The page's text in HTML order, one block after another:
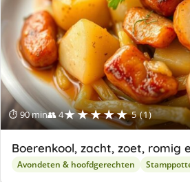
⏱ 90 min👥 4★★★★★ 5 (1)
Boerenkool, zacht, zoet, romig
Avondeten & hoofdgerechten